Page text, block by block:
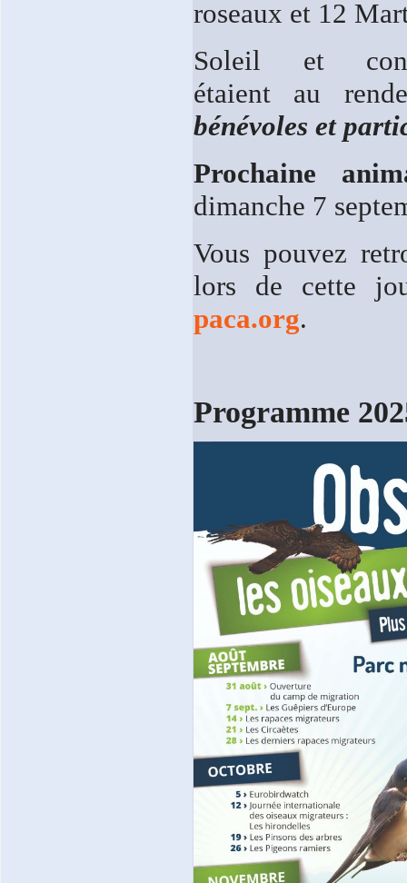
roseaux et 12
Soleil et
étaient au
bénévoles et
Prochaine
dimanche 7
Vous pouvez
lors de cette
paca.org.
Programme